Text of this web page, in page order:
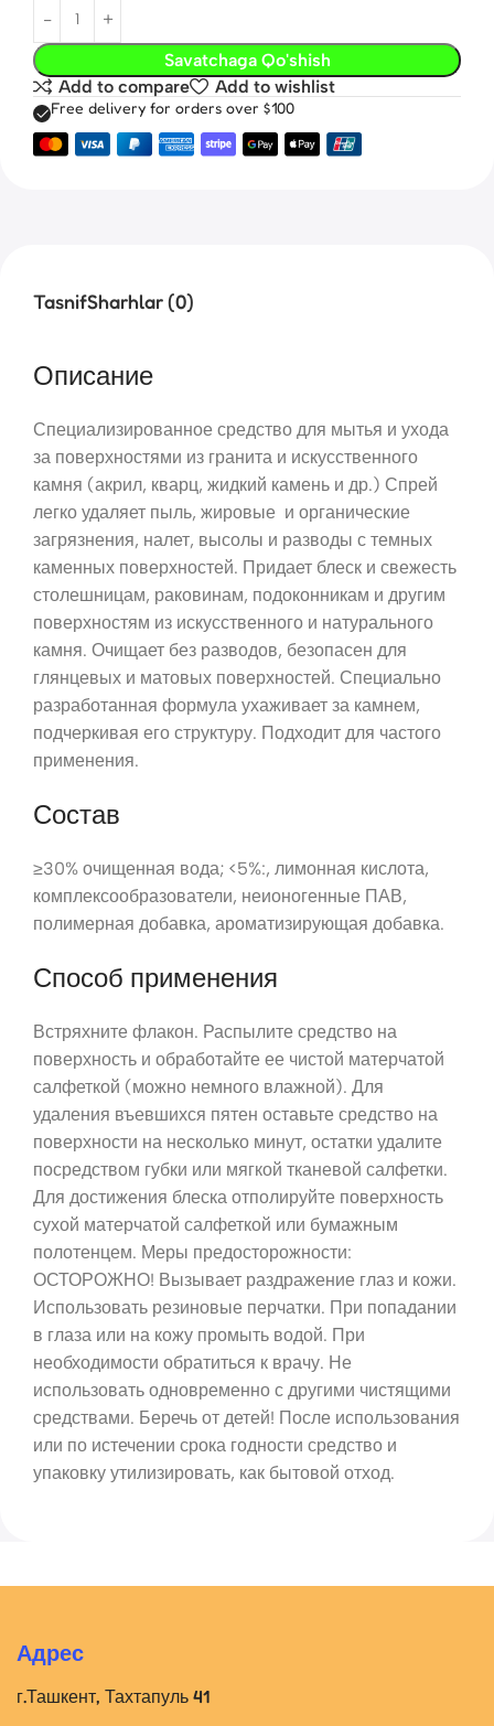
Savatchaga Qo'shish
Add to compare
Add to wishlist
Free delivery for orders over $100
TasnifSharhlar (0)
Описание
Специализированное средство для мытья и ухода
за поверхностями из гранита и искусственного
камня (акрил, кварц, жидкий камень и др.) Спрей
легко удаляет пыль, жировые и органические
загрязнения, налет, высолы и разводы с темных
каменных поверхностей. Придает блеск и свежесть
столешницам, раковинам, подоконникам и другим
поверхностям из искусственного и натурального
камня. Очищает без разводов, безопасен для
глянцевых и матовых поверхностей. Специально
разработанная формула ухаживает за камнем,
подчеркивая его структуру. Подходит для частого
применения.
Состав
≥30% очищенная вода; <5%:, лимонная кислота,
комплексообразователи, неионогенные ПАВ,
полимерная добавка, ароматизирующая добавка.
Способ применения
Встряхните флакон. Распылите средство на
поверхность и обработайте ее чистой матерчатой
салфеткой (можно немного влажной). Для
удаления въевшихся пятен оставьте средство на
поверхности на несколько минут, остатки удалите
посредством губки или мягкой тканевой салфетки.
Для достижения блеска отполируйте поверхность
сухой матерчатой салфеткой или бумажным
полотенцем. Меры предосторожности:
ОСТОРОЖНО! Вызывает раздражение глаз и кожи.
Использовать резиновые перчатки. При попадании
в глаза или на кожу промыть водой. При
необходимости обратиться к врачу. Не
использовать одновременно с другими чистящими
средствами. Беречь от детей! После использования
или по истечении срока годности средство и
упаковку утилизировать, как бытовой отход.
Адрес
г.Ташкент, Тахтапуль 41